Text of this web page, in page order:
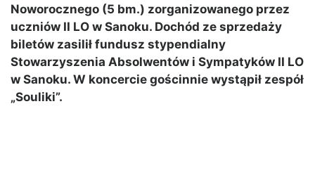
Noworocznego (5 bm.) zorganizowanego przez
uczniów II LO w Sanoku. Dochód ze sprzedaży
biletów zasilił fundusz stypendialny
Stowarzyszenia Absolwentów i Sympatyków II LO
w Sanoku. W koncercie gościnnie wystąpił zespół
„Souliki”.